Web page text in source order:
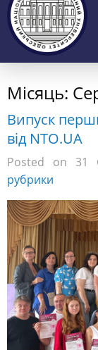
Місяць:
Випуск
від NTO.UA
Posted on 31
рубрики